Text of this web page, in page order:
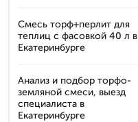
Смесь торф+перлит для
теплиц с фасовкой 40 л в
Екатеринбурге
Анализ и подбор торфо-
земляной смеси, выезд
специалиста в
Екатеринбурге